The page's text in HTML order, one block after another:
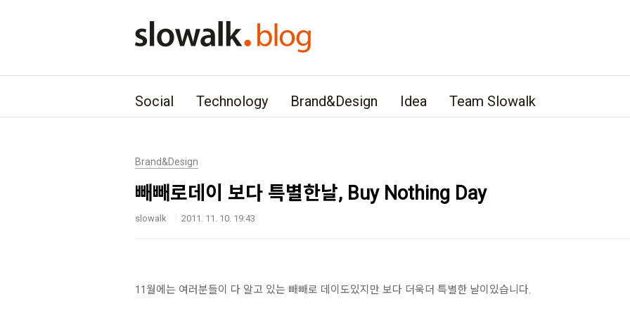
Social Technology Brand&Design Idea Team Slowalk
Brand&Design
빼빼로데이 보다 특별한날, Buy Nothing Day
slowalk 2011. 11. 10. 19:43
11월에는 여러분들이 다 알고 있는 빼빼로 데이도있지만 보다 더욱더 특별한 날이있습니다.